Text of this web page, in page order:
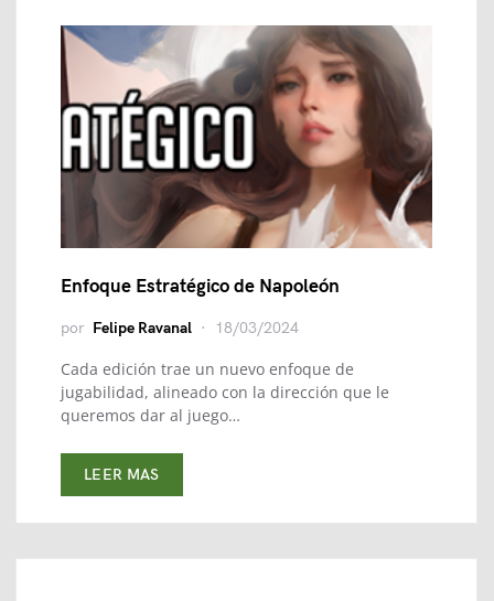
Enfoque Estratégico de Napoleón
por Felipe Ravanal 18/03/2024
Cada edición trae un nuevo enfoque de
jugabilidad, alineado con la dirección que le
queremos dar al juego…
LEER MAS